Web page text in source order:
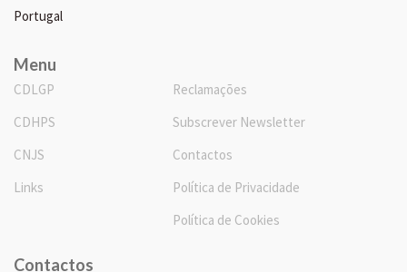
Portugal
Menu
CDLGP
CDHPS
CNJS
Links
Reclamações
Subscrever Newsletter
Contactos
Política de Privacidade
Política de Cookies
Contactos